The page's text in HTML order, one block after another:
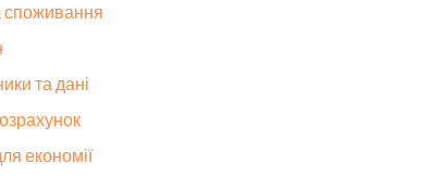
та дані
економії